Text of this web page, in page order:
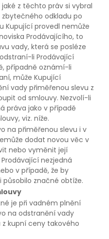
z těchto práv si vybral
odkladu po
Kupující provedl nemůže
Prodávajícího, to
vady, která se posléze
li Prodávající
případně oznámí-li
může Kupující
vady přiměřenou slevu z
od smlouvy. Nezvolí-li
práva jako v případě
viz. níže.
na přiměřenou slevu i v
dodat novou věc v
nebo vyměnit její
nezjedná
v případě, že by
značné obtíže.
je při vadném plnění
na odstranění vady
kupní ceny takového